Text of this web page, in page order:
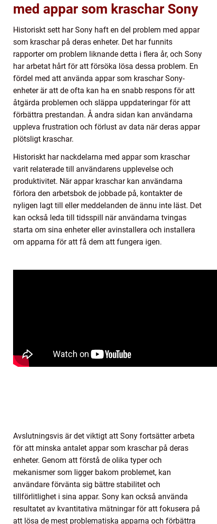
med appar som kraschar Sony
Historiskt sett har Sony haft en del problem med appar
som kraschar på deras enheter. Det har funnits
rapporter om problem liknande detta i flera år, och Sony
har arbetat hårt för att försöka lösa dessa problem. En
fördel med att använda appar som kraschar Sony-
enheter är att de ofta kan ha en snabb respons för att
åtgärda problemen och släppa uppdateringar för att
förbättra prestandan. Å andra sidan kan användarna
uppleva frustration och förlust av data när deras appar
plötsligt kraschar.
Historiskt har nackdelarna med appar som kraschar
varit relaterade till användarens upplevelse och
produktivitet. När appar kraschar kan användarna
förlora den arbetsbok de jobbade på, kontakter de
nyligen lagt till eller meddelanden de ännu inte läst. Det
kan också leda till tidsspill när användarna tvingas
starta om sina enheter eller avinstallera och installera
om apparna för att få dem att fungera igen.
Avslutningsvis är det viktigt att Sony fortsätter arbeta
för att minska antalet appar som kraschar på deras
enheter. Genom att förstå de olika typer och
mekanismer som ligger bakom problemet, kan
användare förvänta sig bättre stabilitet och
tillförlitlighet i sina appar. Sony kan också använda
resultatet av kvantitativa mätningar för att fokusera på
att lösa de mest problematiska apparna och förbättra